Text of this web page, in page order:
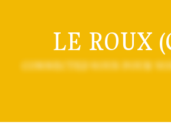
LE ROUX
CONNECTEZ-VOUS POUR